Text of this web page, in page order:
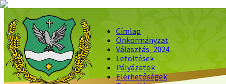
Címlap
Önkormányzat
Választás_2024
Letöltések
Pályázatok
Elérhetőségek